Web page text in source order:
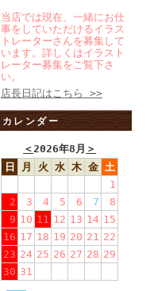
当店では現在、一緒にお仕
事をしていただけるイラス
トレーターさんを募集して
います。詳しくはイラスト
レーター募集をご覧下さ
い。
店長日記はこちら >>
カレンダー
＜2026年8月 ＞
日
月 火 水 木 金 土
1
2
3 4 5 6 7
8
9 10 11 12 13 14 15
16 17 18 19 20 21 22
23 24 25 26 27 28 29
30 31